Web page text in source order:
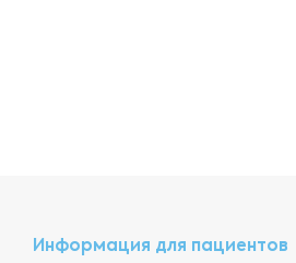
Информация для пациентов